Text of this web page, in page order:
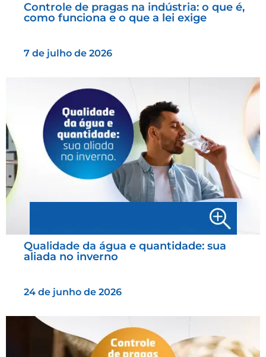
Controle de pragas na indústria: o que é,
como funciona e o que a lei exige
7 de julho de 2026
Qualidade da água e quantidade: sua
aliada no inverno
24 de junho de 2026